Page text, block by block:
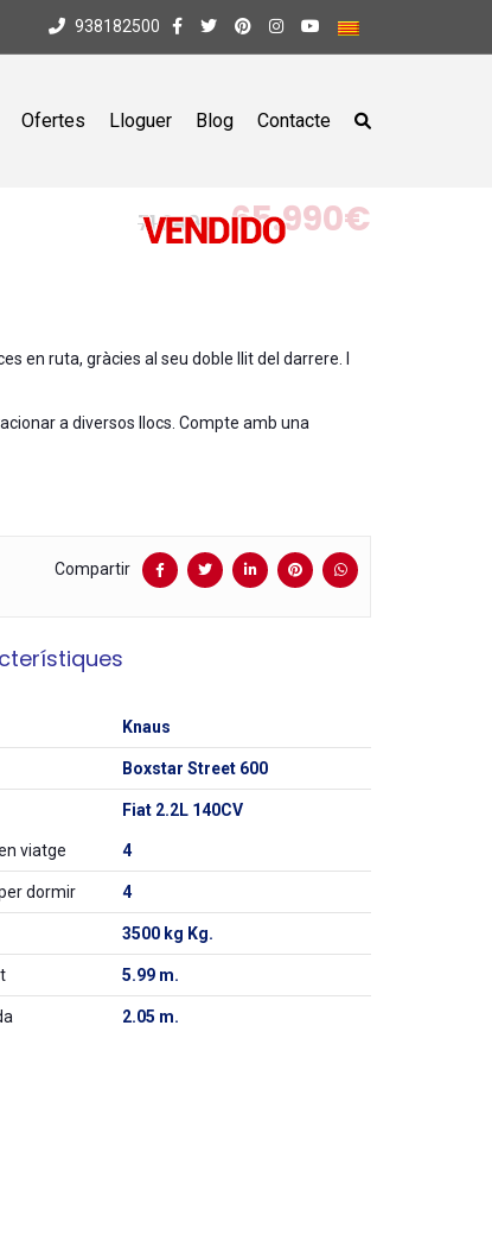
938182500
Ofertes Lloguer Blog Contacte
71.249€ 65.990€
en ruta, gràcies al seu doble llit del darrere. I
a diversos llocs. Compte amb una
Compartir
Knaus
Boxstar Street 600
Fiat 2.2L 140CV
viatge 4
dormir 4
3500 kg Kg.
5.99 m.
2.05 m.